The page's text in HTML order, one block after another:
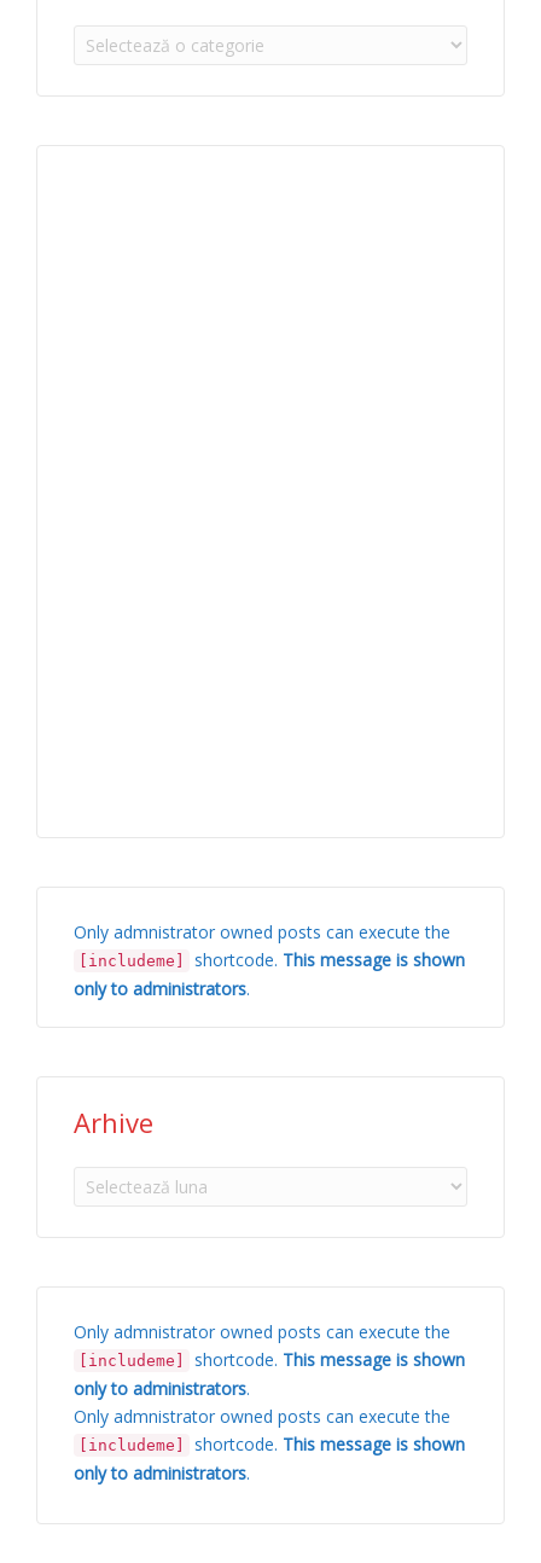
Organizatii
Only admnistrator owned posts can execute the
[includeme] shortcode. This message is shown
only to administrators.
Arhive
Arhive
Only admnistrator owned posts can execute the
[includeme] shortcode. This message is shown
only to administrators.
Only admnistrator owned posts can execute the
[includeme] shortcode. This message is shown
only to administrators.